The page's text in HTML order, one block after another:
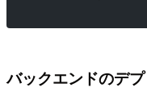
バックエンドのデ